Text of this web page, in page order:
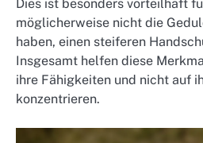
Dies ist besonders vorteilhaft
möglicherweise nicht die
haben, einen steiferen
Insgesamt helfen diese
ihre Fähigkeiten und nicht auf
konzentrieren.